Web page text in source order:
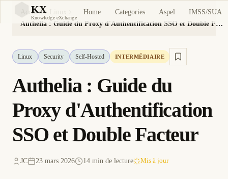
KX
Knowledge eXchange
Home Categories Aspel IMSS/SUA
Accueil
Authelia : Guide du Proxy d'Authentification SSO et Double Facteur
Linux Security Self-Hosted INTERMÉDIAIRE
Authelia : Guide du
Proxy d'Authentification
SSO et Double Facteur
JC 23 mars 2026 14 min de lecture Mis à jour